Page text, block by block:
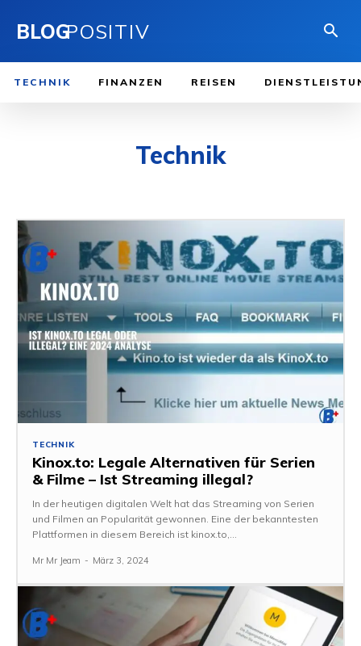
BLOGPOSITIV
TECHNIK FINANZEN REISEN
Technik
TECHNIK
Kinox.to: Legale Alternativen für Serien
& Filme – Ist Streaming illegal?
In der heutigen digitalen Welt hat das Streaming von Serien
und Filmen an Popularität gewonnen. Eine der bekanntesten
Plattformen in diesem Bereich ist kinox.to,...
Mr Mr Jeam - März 3, 2024